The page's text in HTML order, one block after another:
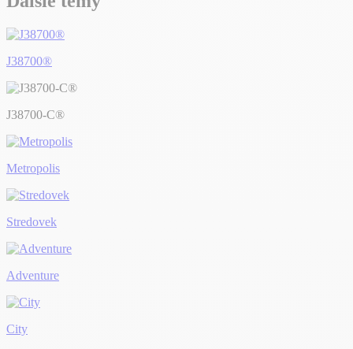
J38700®
J38700-C®
Metropolis
Stredovek
Adventure
City